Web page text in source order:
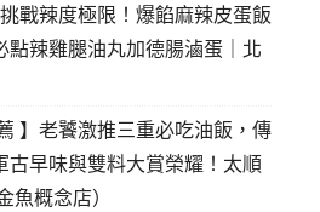
挑戰辣度極限！爆餡麻辣皮蛋飯
點辣雞腿油丸加德腸滷蛋｜北
】老饕激推三重必吃油飯，傳
古早味與雙料大賞榮耀！太順
魚概念店）